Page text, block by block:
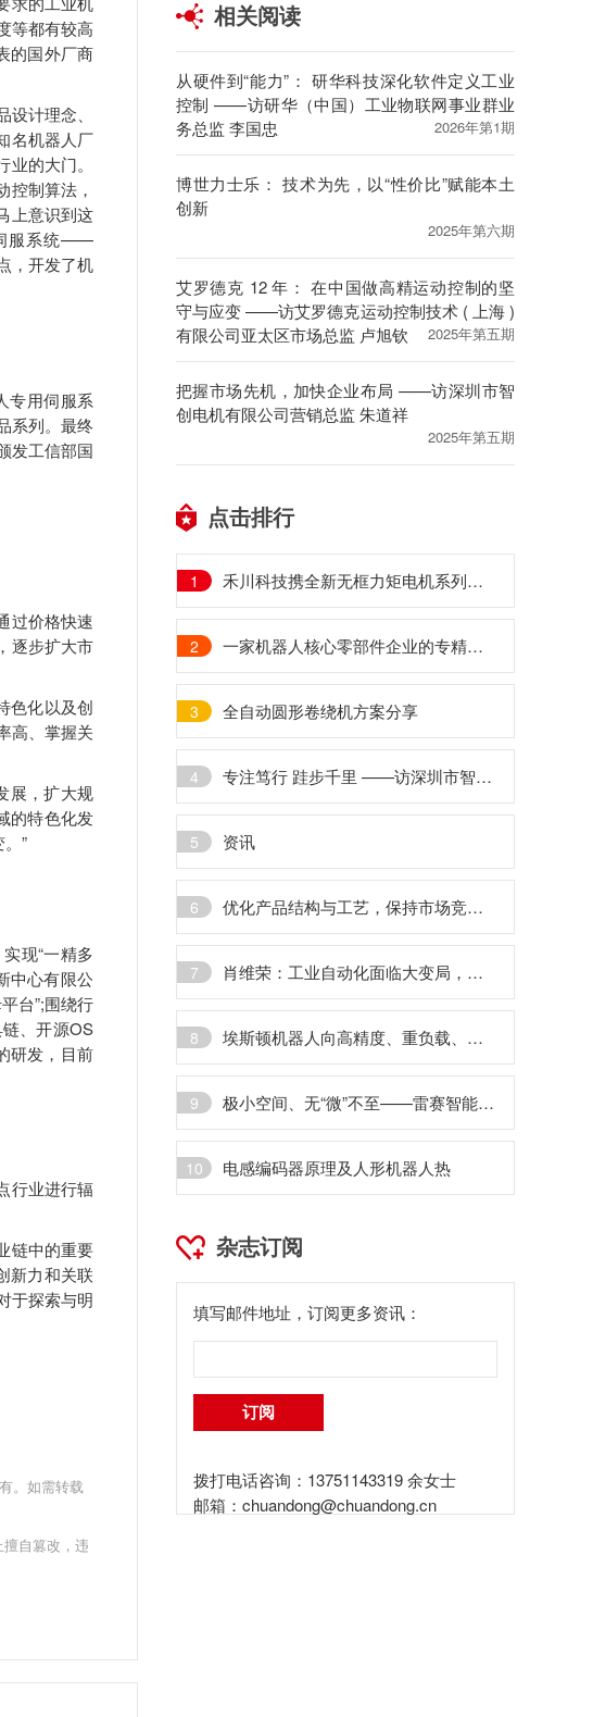
等都有较高
的国外厂商
计理念、
名机器人厂
的大门。
制算法，
上意识到这
服系统——
，开发了机
专用伺服系
系列。最终
发工信部国
过价格快速
逐步扩大市
色化以及创
高、掌握关
展，扩大规
的特色化发
”
现“一精多
中心有限公
台”;围绕行
、开源OS
研发，目前
行业进行辐
链中的重要
新力和关联
于探索与明
。如需转载
自篡改，违
相关阅读
从硬件到“能力”： 研华科技深化软件定义工业
控制 ——访研华（中国）工业物联网事业群业
务总监 李国忠
2026年第1期
博世力士乐： 技术为先，以“性价比”赋能本土
创新
2025年第六期
艾罗德克 12 年： 在中国做高精运动控制的坚
守与应变 ——访艾罗德克运动控制技术 ( 上海 )
有限公司亚太区市场总监 卢旭钦
2025年第五期
把握市场先机，加快企业布局 ——访深圳市智
创电机有限公司营销总监 朱道祥
2025年第五期
点击排行
1 禾川科技携全新无框力矩电机系列跻身人形机器人新赛道
2 一家机器人核心零部件企业的专精特新成长之路
3 全自动圆形卷绕机方案分享
4 专注笃行 跬步千里 ——访深圳市智创电机有限公司总经理 熊青山
5 资讯
6 优化产品结构与工艺，保持市场竞争力
7 肖维荣：工业自动化面临大变局，贝加莱的洞见与选择
8 埃斯顿机器人向高精度、重负载、全品类体系拓展
9 极小空间、无“微”不至——雷赛智能电机与微型伺服系统
10 电感编码器原理及人形机器人热
杂志订阅
填写邮件地址，订阅更多资讯：
拨打电话咨询：13751143319 余女士
邮箱： chuandong@chuandong.cn